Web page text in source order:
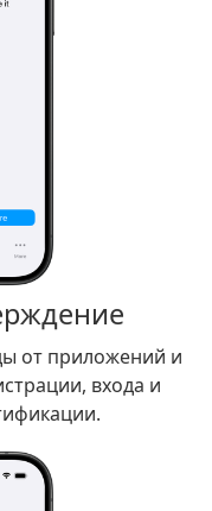
от приложений и
входа и